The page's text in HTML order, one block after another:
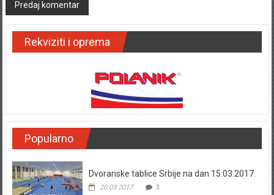
Rekviziti i oprema
Popularno
Dvoranske tablice Srbije na dan 15.03.2017.
20.03.2017. 3